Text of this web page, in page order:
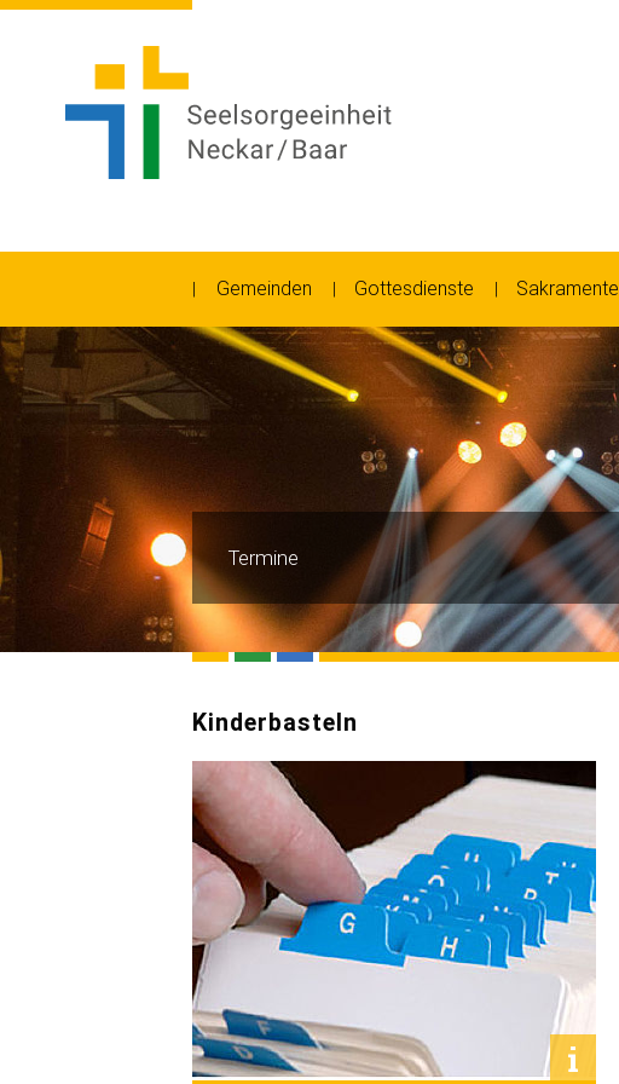
Gemeinden Gottesdienste Sakramente
Termine
Kinderbasteln